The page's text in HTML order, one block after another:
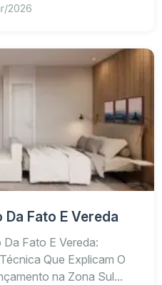
2026
Fato E Vereda
Fato E Vereda:
Que Explicam O
na Zona Sul...